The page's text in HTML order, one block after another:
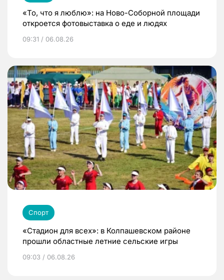
«То, что я люблю»: на Ново-Соборной площади
откроется фотовыставка о еде и людях
09:31 / 06.08.26
Спорт
«Стадион для всех»: в Колпашевском районе
прошли областные летние сельские игры
09:03 / 06.08.26